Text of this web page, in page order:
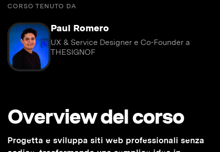
CORSO TENUTO DA
Paul Romero
UX & Service Designer e Co-Founder a
THESIGNOF
Overview del corso
Progetta e sviluppa siti web professionali senza